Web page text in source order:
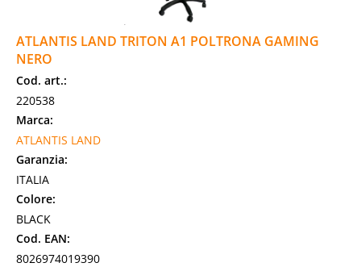
ATLANTIS LAND TRITON A1 POLTRONA GAMING
NERO
Cod. art.:
220538
Marca:
ATLANTIS LAND
Garanzia:
ITALIA
Colore:
BLACK
Cod. EAN:
8026974019390